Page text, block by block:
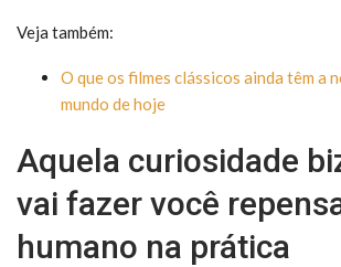
Veja também:
O que os filmes clássicos ainda têm a
mundo de hoje
Aquela curiosidade
vai fazer você
humano na prática